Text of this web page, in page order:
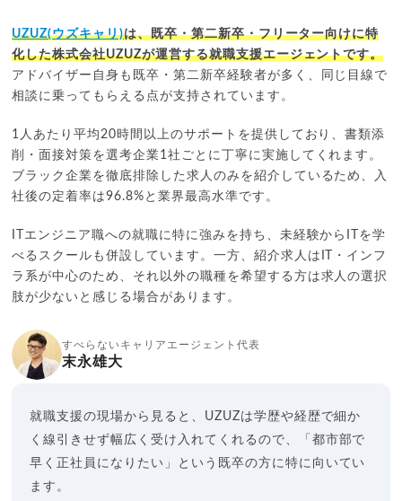
UZUZ(ウズキャリ)は、既卒・第二新卒・フリーター向けに特
化した株式会社UZUZが運営する就職支援エージェントです。
アドバイザー自身も既卒・第二新卒経験者が多く、同じ目線で
相談に乗ってもらえる点が支持されています。
1人あたり平均20時間以上のサポートを提供しており、書類添
削・面接対策を選考企業1社ごとに丁寧に実施してくれます。
ブラック企業を徹底排除した求人のみを紹介しているため、入
社後の定着率は96.8%と業界最高水準です。
ITエンジニア職への就職に特に強みを持ち、未経験からITを学
べるスクールも併設しています。一方、紹介求人はIT・インフ
ラ系が中心のため、それ以外の職種を希望する方は求人の選択
肢が少ないと感じる場合があります。
すべらないキャリアエージェント代表
末永雄大
就職支援の現場から見ると、UZUZは学歴や経歴で細か
く線引きせず幅広く受け入れてくれるので、「都市部で
早く正社員になりたい」という既卒の方に特に向いてい
ます。